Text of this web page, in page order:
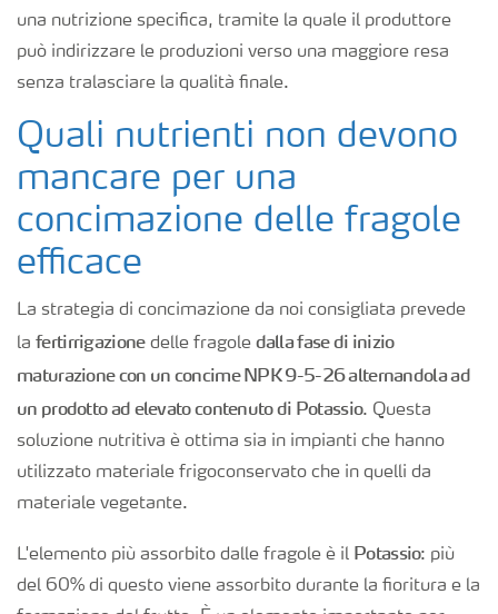
una nutrizione specifica, tramite la quale il produttore
può indirizzare le produzioni verso una maggiore resa
senza tralasciare la qualità finale.
Quali nutrienti non devono
mancare per una
concimazione delle fragole
efficace
La strategia di concimazione da noi consigliata prevede
la fertirrigazionedelle fragole dalla fase di inizio
maturazione con un concime NPK 9-5-26 alternandola ad
un prodotto ad elevato contenuto di Potassio. Questa
soluzione nutritiva è ottima sia in impianti che hanno
utilizzato materiale frigoconservato che in quelli da
materiale vegetante.
L'elemento più assorbito dalle fragole è il Potassio: più
del 60% di questo viene assorbito durante la fioritura e la